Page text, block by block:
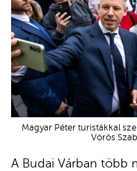
Magyar Péter turistákkal
Vörös
A Budai Várban több